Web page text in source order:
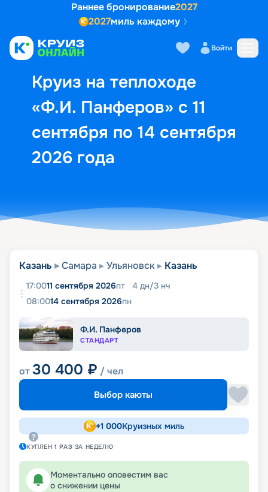
Раннее бронирование2027
2027миль каждому
Войти
Круиз на теплоходе
«Ф.И. Панферов» с 11
сентября по 14 сентября
2026 года
Выбор кают Маршрут и
Казань Самара Ульяновск Казань
17:0011 сентября 2026пт 4 дн/3 нч
08:0014 сентября 2026пн
Ф.И. Панферов
СТАНДАРТ
от30 400 ₽ / чел
Выбор каюты
+1 000Круизных миль
КУПЛЕН1 РАЗ ЗА НЕДЕЛЮ
Моментально оповестим вас
о снижении цены